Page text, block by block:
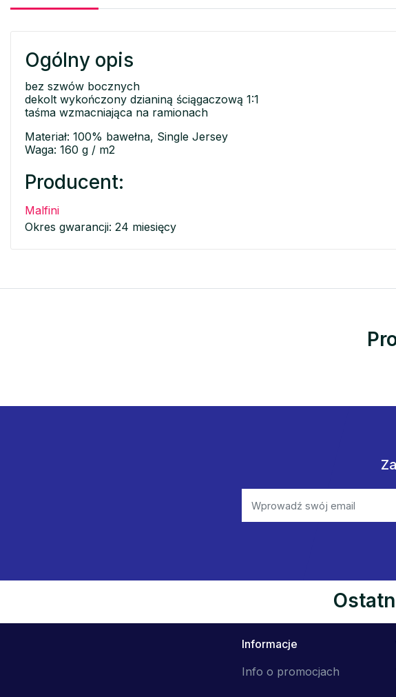
Ogólny opis
bez szwów bocznych
dekolt wykończony dzianiną ściągaczową 1:1
taśma wzmacniająca na ramionach
Materiał: 100% bawełna, Single Jersey
Waga: 160 g / m2
Producent:
Malfini
Okres gwarancji: 24 miesięcy
Informacje
Info o promocjach